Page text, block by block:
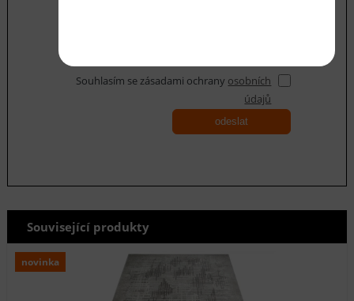
Souhlasím se zásadami ochrany osobních
údajů
odeslat
Související produkty
novinka